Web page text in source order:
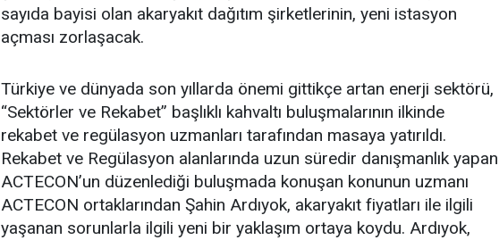
sayıda bayisi olan akaryakıt dağıtım şirketlerinin, yeni istasyon
açması zorlaşacak.
Türkiye ve dünyada son yıllarda önemi gittikçe artan enerji sektörü,
“Sektörler ve Rekabet” başlıklı kahvaltı buluşmalarının ilkinde
rekabet ve regülasyon uzmanları tarafından masaya yatırıldı.
Rekabet ve Regülasyon alanlarında uzun süredir danışmanlık yapan
ACTECON’un düzenlediği buluşmada konuşan konunun uzmanı
ACTECON ortaklarından Şahin Ardıyok, akaryakıt fiyatları ile ilgili
yaşanan sorunlarla ilgili yeni bir yaklaşım ortaya koydu. Ardıyok,